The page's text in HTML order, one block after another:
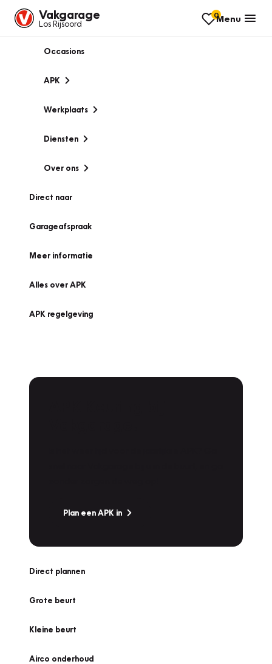
Vakgarage
Los Rijsoord
0Menu
Occasions
APK
Werkplaats
Diensten
Over ons
Direct naar
Garageafspraak
Meer informatie
Alles over APK
APK regelgeving
Plan een APK in
Direct plannen
Grote beurt
Kleine beurt
Airco onderhoud